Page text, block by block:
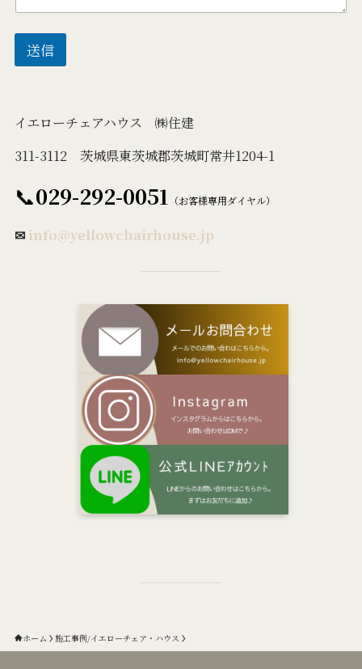
送信
イエローチェアハウス ㈱住建
311-3112 茨城県東茨城郡茨城町常井1204-1
📞029-292-0051 （お客様専用ダイヤル）
✉ info@yellowchairhouse.jp
ホーム 施工事例/イエローチェア・ハウス